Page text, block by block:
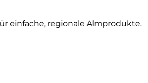
einfache, regionale Almprodukte.